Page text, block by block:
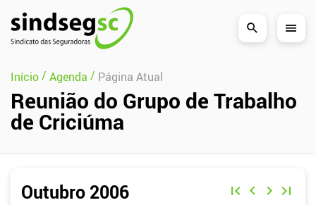
Pular Navegação (s)
Início/ Agenda / Página Atual
Reunião do Grupo de Trabalho
de Criciúma
Outubro 2006